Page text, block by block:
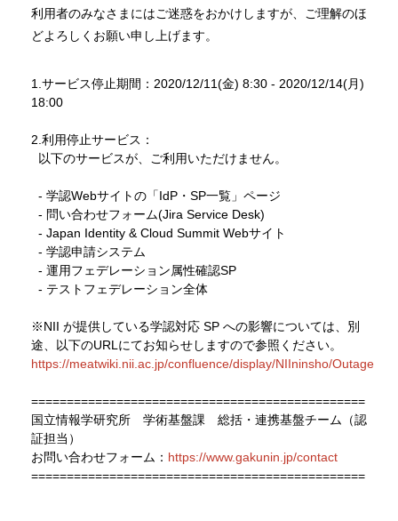
利用者のみなさまにはご迷惑をおかけしますが、ご理解のほ
どよろしくお願い申し上げます。
1.サービス停止期間：2020/12/11(金) 8:30 - 2020/12/14(月)
18:00
2.利用停止サービス：
以下のサービスが、ご利用いただけません。
- 学認Webサイトの「IdP・SP一覧」ページ
- 問い合わせフォーム(Jira Service Desk)
- Japan Identity & Cloud Summit Webサイト
- 学認申請システム
- 運用フェデレーション属性確認SP
- テストフェデレーション全体
※NII が提供している学認対応 SP への影響については、別
途、以下のURLにてお知らせしますので参照ください。
https://meatwiki.nii.ac.jp/confluence/display/NIIninsho/Outage
===============================================
国立情報学研究所 学術基盤課 総括・連携基盤チーム（認
証担当）
お問い合わせフォーム： https://www.gakunin.jp/contact
===============================================